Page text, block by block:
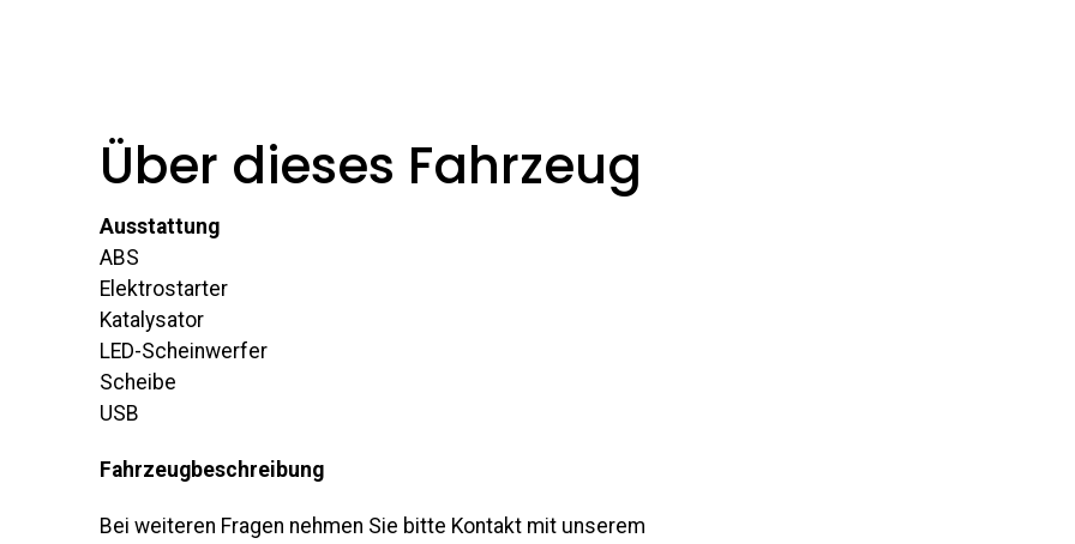
Über dieses Fahrzeug
Ausstattung
ABS
Elektrostarter
Katalysator
LED-Scheinwerfer
Scheibe
USB
Fahrzeugbeschreibung
Bei weiteren Fragen nehmen Sie bitte Kontakt mit unserem